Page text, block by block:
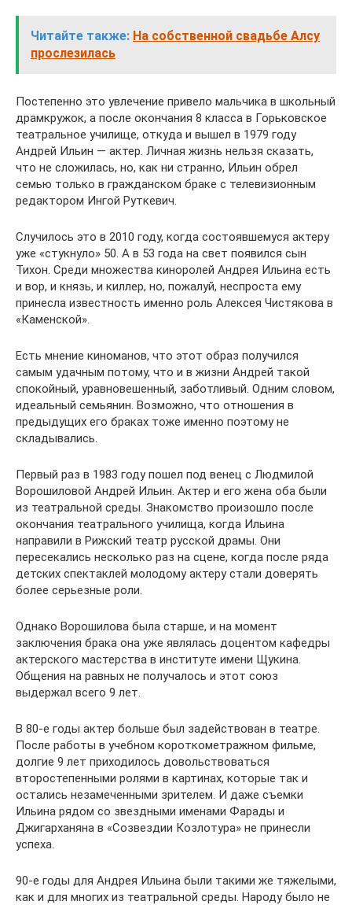
Читайте также: На собственной свадьбе Алсу
прослезилась
Постепенно это увлечение привело мальчика в школьный
драмкружок, а после окончания 8 класса в Горьковское
театральное училище, откуда и вышел в 1979 году
Андрей Ильин — актер. Личная жизнь нельзя сказать,
что не сложилась, но, как ни странно, Ильин обрел
семью только в гражданском браке с телевизионным
редактором Ингой Руткевич.
Случилось это в 2010 году, когда состоявшемуся актеру
уже «стукнуло» 50. А в 53 года на свет появился сын
Тихон. Среди множества киноролей Андрея Ильина есть
и вор, и князь, и киллер, но, пожалуй, неспроста ему
принесла известность именно роль Алексея Чистякова в
«Каменской».
Есть мнение киноманов, что этот образ получился
самым удачным потому, что и в жизни Андрей такой
спокойный, уравновешенный, заботливый. Одним словом,
идеальный семьянин. Возможно, что отношения в
предыдущих его браках тоже именно поэтому не
складывались.
Первый раз в 1983 году пошел под венец с Людмилой
Ворошиловой Андрей Ильин. Актер и его жена оба были
из театральной среды. Знакомство произошло после
окончания театрального училища, когда Ильина
направили в Рижский театр русской драмы. Они
пересекались несколько раз на сцене, когда после ряда
детских спектаклей молодому актеру стали доверять
более серьезные роли.
Однако Ворошилова была старше, и на момент
заключения брака она уже являлась доцентом кафедры
актерского мастерства в институте имени Щукина.
Общения на равных не получалось и этот союз
выдержал всего 9 лет.
В 80-е годы актер больше был задействован в театре.
После работы в учебном короткометражном фильме,
долгие 9 лет приходилось довольствоваться
второстепенными ролями в картинах, которые так и
остались незамеченными зрителем. И даже съемки
Ильина рядом со звездными именами Фарады и
Джигарханяна в «Созвездии Козлотура» не принесли
успеха.
90-е годы для Андрея Ильина были такими же тяжелыми,
как и для многих из театральной среды. Народу было не